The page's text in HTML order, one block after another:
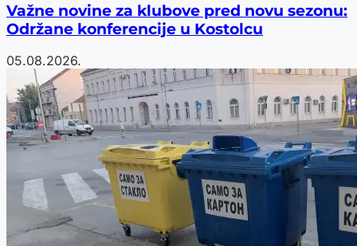
Važne novine za klubove pred novu sezonu:
Održane konferencije u Kostolcu
05.08.2026.